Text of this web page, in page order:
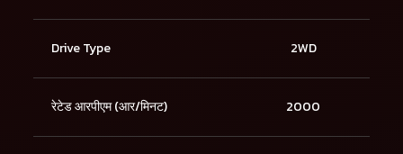
Drive Type 2WD
रेटेड आरपीएम (आर/मिनट) 2000